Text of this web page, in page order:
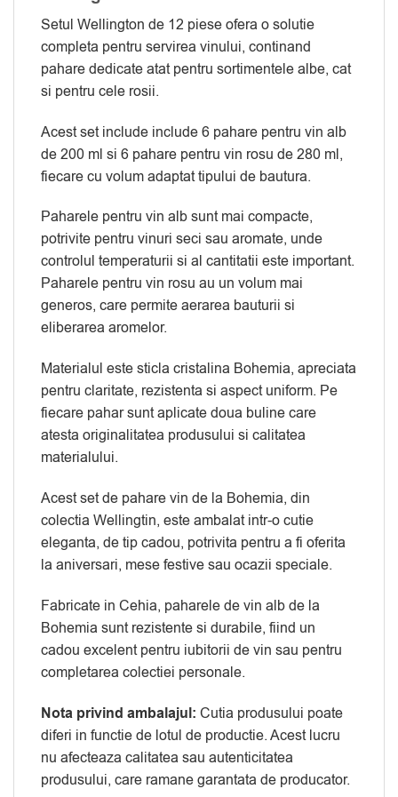
Setul Wellington de 12 piese ofera o solutie
completa pentru servirea vinului, continand
pahare dedicate atat pentru sortimentele albe, cat
si pentru cele rosii.
Acest set include include 6 pahare pentru vin alb
de 200 ml si 6 pahare pentru vin rosu de 280 ml,
fiecare cu volum adaptat tipului de bautura.
Paharele pentru vin alb sunt mai compacte,
potrivite pentru vinuri seci sau aromate, unde
controlul temperaturii si al cantitatii este important.
Paharele pentru vin rosu au un volum mai
generos, care permite aerarea bauturii si
eliberarea aromelor.
Materialul este sticla cristalina Bohemia, apreciata
pentru claritate, rezistenta si aspect uniform. Pe
fiecare pahar sunt aplicate doua buline care
atesta originalitatea produsului si calitatea
materialului.
Acest set de pahare vin de la Bohemia, din
colectia Wellingtin, este ambalat intr-o cutie
eleganta, de tip cadou, potrivita pentru a fi oferita
la aniversari, mese festive sau ocazii speciale.
Fabricate in Cehia, paharele de vin alb de la
Bohemia sunt rezistente si durabile, fiind un
cadou excelent pentru iubitorii de vin sau pentru
completarea colectiei personale.
Nota privind ambalajul: Cutia produsului poate
diferi in functie de lotul de productie. Acest lucru
nu afecteaza calitatea sau autenticitatea
produsului, care ramane garantata de producator.